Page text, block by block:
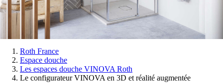
Vous
êtes
Roth France
Espace douche
Les espaces douche VINOVA Roth
Le configurateur VINOVA en 3D et réalité augmentée